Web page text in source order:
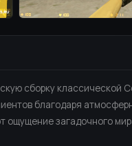
сборку классической
благодаря
загадочного